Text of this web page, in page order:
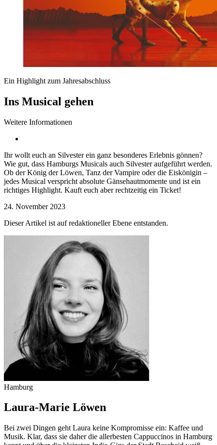
Ein Highlight zum Jahresabschluss
Ins Musical gehen
Weitere Informationen
Ihr wollt euch an Silvester ein ganz besonderes Erlebnis gönnen?
Wie gut, dass Hamburgs Musicals auch Silvester aufgeführt werden.
Ob der König der Löwen, Tanz der Vampire oder die Eiskönigin –
jedes Musical verspricht absolute Gänsehautmomente und ist ein
richtiges Highlight. Kauft euch aber rechtzeitig ein Ticket!
24. November 2023
Dieser Artikel ist auf redaktioneller Ebene entstanden.
Hamburg
Laura-Marie Löwen
Bei zwei Dingen geht Laura keine Kompromisse ein: Kaffee und
Musik. Klar, dass sie daher die allerbesten Cappuccinos in Hamburg